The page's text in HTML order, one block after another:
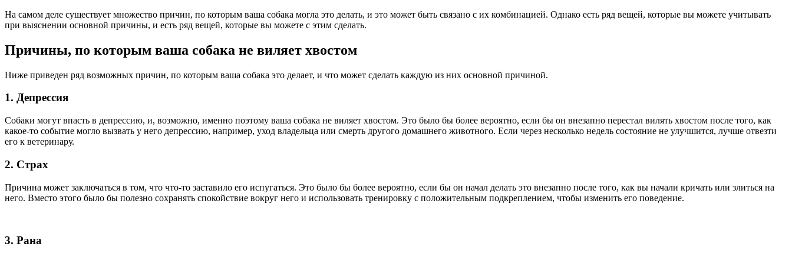
На самом деле существует множество причин, по которым ваша собака могла это делать, и это может быть связано с их комбинацией. Однако есть ряд вещей, которые вы можете учитывать
при выяснении основной причины, и есть ряд вещей, которые вы можете с этим сделать.
Причины, по которым ваша собака не виляет хвостом
Ниже приведен ряд возможных причин, по которым ваша собака это делает, и что может сделать каждую из них основной причиной.
1. Депрессия
Собаки могут впасть в депрессию, и, возможно, именно поэтому ваша собака не виляет хвостом. Это было бы более вероятно, если бы он внезапно перестал вилять хвостом после того, как
какое-то событие могло вызвать у него депрессию, например, уход владельца или смерть другого домашнего животного. Если через несколько недель состояние не улучшится, лучше отвезти
его к ветеринару.
2. Страх
Причина может заключаться в том, что что-то заставило его испугаться. Это было бы более вероятно, если бы он начал делать это внезапно после того, как вы начали кричать или злиться на
него. Вместо этого было бы полезно сохранять спокойствие вокруг него и использовать тренировку с положительным подкреплением, чтобы изменить его поведение.
3. Рана